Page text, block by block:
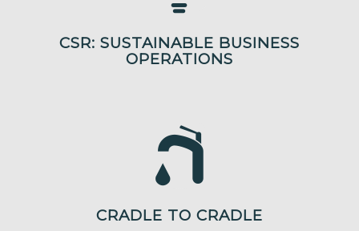
CSR: SUSTAINABLE BUSINESS
OPERATIONS
CRADLE TO CRADLE